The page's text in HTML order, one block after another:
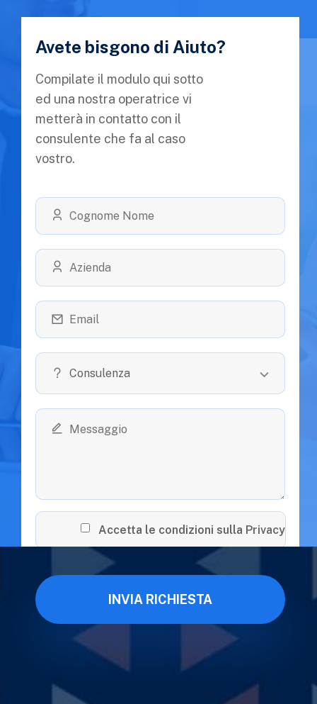
Avete bisgono di Aiuto?
Compilate il modulo qui sotto
ed una nostra operatrice vi
metterà in contatto con il
consulente che fa al caso
vostro.
Accetta le condizioni sulla Privacy